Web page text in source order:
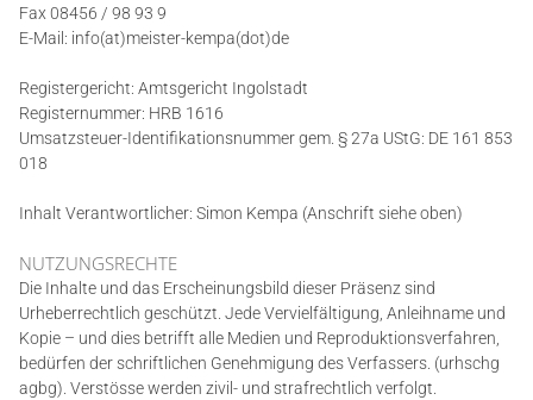
Fax 08456 / 98 93 9
E-Mail: info(at)meister-kempa(dot)de
Registergericht: Amtsgericht Ingolstadt
Registernummer: HRB 1616
Umsatzsteuer-Identifikationsnummer gem. § 27a UStG: DE 161 853
018
Inhalt Verantwortlicher: Simon Kempa (Anschrift siehe oben)
NUTZUNGSRECHTE
Die Inhalte und das Erscheinungsbild dieser Präsenz sind
Urheberrechtlich geschützt. Jede Vervielfältigung, Anleihname und
Kopie – und dies betrifft alle Medien und Reproduktionsverfahren,
bedürfen der schriftlichen Genehmigung des Verfassers. (urhschg
agbg). Verstösse werden zivil- und strafrechtlich verfolgt.